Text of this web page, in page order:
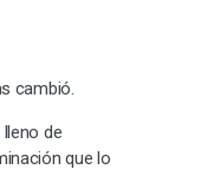
cambió.
de
que lo